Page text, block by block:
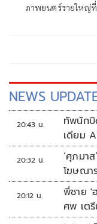
ภาพยนตร์รายใหญ่ที่
NEWS
20:43 น.
ทัพนักบิ
เดียม
20:32 น.
‘ศุภมา
โฆษณา
20:12 น.
พี่ชาย '
ศพ เต